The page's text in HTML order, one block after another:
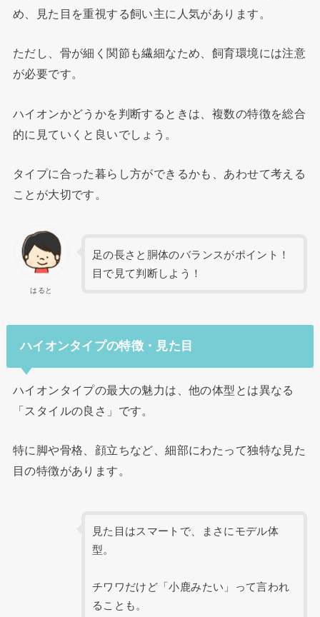
め、見た目を重視する飼い主に人気があります。
ただし、骨が細く関節も繊細なため、飼育環境には注意
が必要です。
ハイオンかどうかを判断するときは、複数の特徴を総合
的に見ていくと良いでしょう。
タイプに合った暮らし方ができるかも、あわせて考える
ことが大切です。
はると
足の長さと胴体のバランスがポイント！
目で見て判断しよう！
ハイオンタイプの特徴・見た目
ハイオンタイプの最大の魅力は、他の体型とは異なる
「スタイルの良さ」です。
特に脚や骨格、顔立ちなど、細部にわたって独特な見た
目の特徴があります。
見た目はスマートで、まさにモデル体
型。
チワワだけど「小鹿みたい」って言われ
ることも。